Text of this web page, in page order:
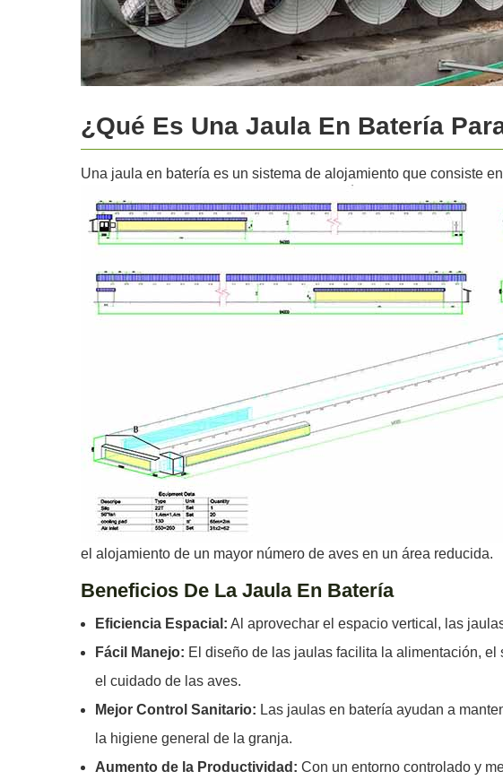
¿Qué Es Una Jaula En Batería
Una jaula en batería es un sistema de alojamiento que consiste
el alojamiento de un mayor número de aves en un área reducida.
Beneficios De La Jaula En Batería
Eficiencia Espacial: Al aprovechar el espacio vertical, las
Fácil Manejo: El diseño de las jaulas facilita la alimentación,
el cuidado de las aves.
Mejor Control Sanitario: Las jaulas en batería ayudan a
la higiene general de la granja.
Aumento de la Productividad: Con un entorno controlado y